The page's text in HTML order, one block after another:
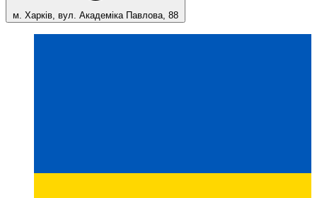
м. Харків, вул. Академіка Павлова, 88